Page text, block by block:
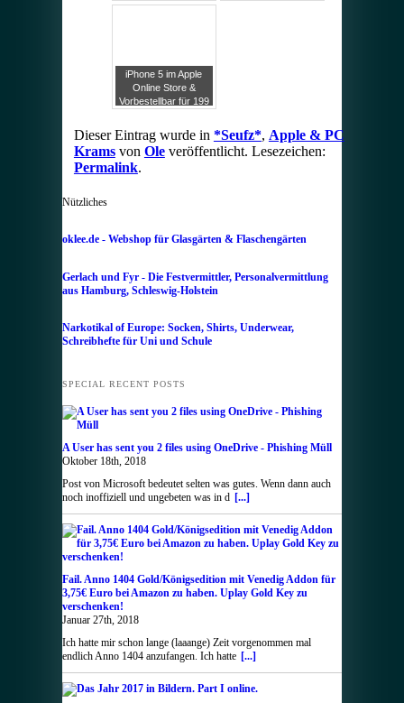
iPhone 5 im Apple
Online Store &
Vorbestellbar für 199
Daten des iPhone 5
im Überblick
Dieser Eintrag wurde in *Seufz*, Apple & PC
Kramsvon Oleveröffentlicht. Lesezeichen:
Permalink.
Nützliches
oklee.de - Webshop für Glasgärten & Flaschengärten
Gerlach und Fyr - Die Festvermittler, Personalvermittlung
aus Hamburg, Schleswig-Holstein
Narkotikal of Europe: Socken, Shirts, Underwear,
Schreibhefte für Uni und Schule
SPECIAL RECENT POSTS
A User has sent you 2 files using OneDrive - Phishing Müll
Oktober 18th, 2018
Post von Microsoft bedeutet selten was gutes. Wenn dann auch
noch inoffiziell und ungebeten was in d [...]
Fail. Anno 1404 Gold/Königsedition mit Venedig Addon für
3,75€ Euro bei Amazon zu haben. Uplay Gold Key zu
verschenken!
Januar 27th, 2018
Ich hatte mir schon lange (laaange) Zeit vorgenommen mal
endlich Anno 1404 anzufangen. Ich hatte [...]